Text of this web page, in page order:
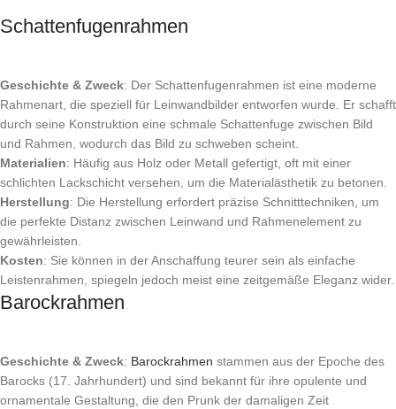
Schattenfugenrahmen
Geschichte & Zweck: Der Schattenfugenrahmen ist eine moderne
Rahmenart, die speziell für Leinwandbilder entworfen wurde. Er schafft
durch seine Konstruktion eine schmale Schattenfuge zwischen Bild
und Rahmen, wodurch das Bild zu schweben scheint.
Materialien: Häufig aus Holz oder Metall gefertigt, oft mit einer
schlichten Lackschicht versehen, um die Materialästhetik zu betonen.
Herstellung: Die Herstellung erfordert präzise Schnitttechniken, um
die perfekte Distanz zwischen Leinwand und Rahmenelement zu
gewährleisten.
Kosten: Sie können in der Anschaffung teurer sein als einfache
Leistenrahmen, spiegeln jedoch meist eine zeitgemäße Eleganz wider.
Barockrahmen
Geschichte & Zweck: Barockrahmen stammen aus der Epoche des
Barocks (17. Jahrhundert) und sind bekannt für ihre opulente und
ornamentale Gestaltung, die den Prunk der damaligen Zeit